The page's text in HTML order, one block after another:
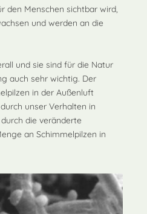
den Menschen sichtbar wird,
und werden an die
und sie sind für die Natur
auch sehr wichtig. Der
in der Außenluft
unser Verhalten in
die veränderte
an Schimmelpilzen in